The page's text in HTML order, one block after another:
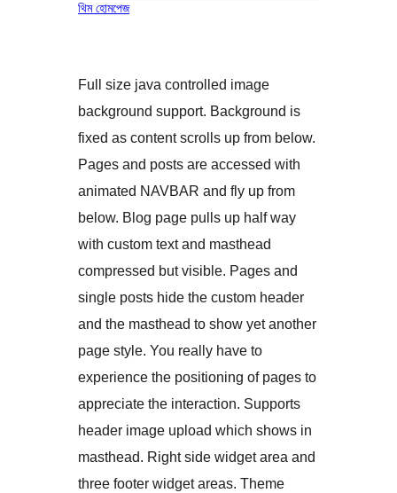
থিম হোমপেজ
Full size java controlled image
background support. Background is
fixed as content scrolls up from below.
Pages and posts are accessed with
animated NAVBAR and fly up from
below. Blog page pulls up half way
with custom text and masthead
compressed but visible. Pages and
single posts hide the custom header
and the masthead to show yet another
page style. You really have to
experience the positioning of pages to
appreciate the interaction. Supports
header image upload which shows in
masthead. Right side widget area and
three footer widget areas. Theme